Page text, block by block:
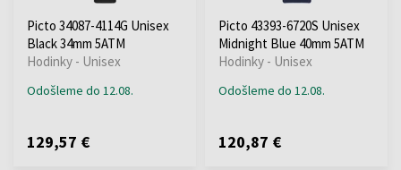
Picto 34087-4114G Unisex
Black 34mm 5ATM
Hodinky - Unisex
Odošleme do 12.08.
129,57 €
Picto 43393-6720S Unisex
Midnight Blue 40mm 5ATM
Hodinky - Unisex
Odošleme do 12.08.
120,87 €